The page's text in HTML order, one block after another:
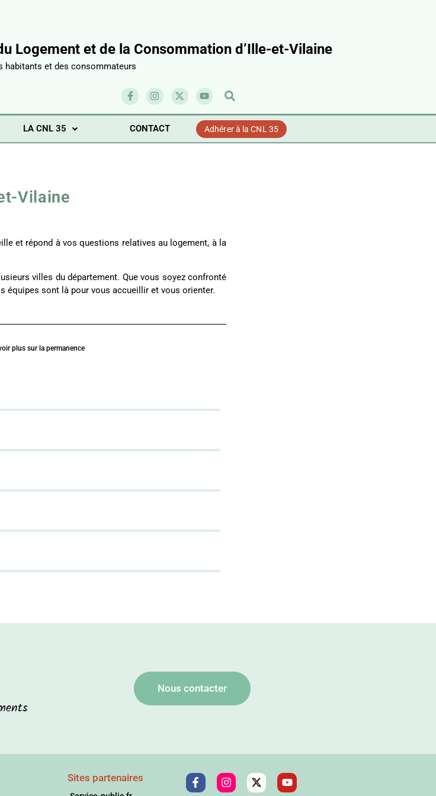
Logement et de la Consommation d’Ille-et-Vilaine
habitants et des consommateurs
LA CNL 35 CONTACT Adhérer à la CNL 35
Vilaine
et répond à vos questions relatives au logement, à la
villes du département. Que vous soyez confronté
équipes sont là pour vous accueillir et vous orienter.
plus sur la permanence
Nous contacter
Sites partenaires